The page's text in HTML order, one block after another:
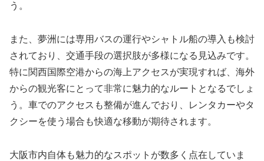
う。
また、夢洲には専用バスの運行やシャトル船の導入も検討
されており、交通手段の選択肢が多様になる見込みです。
特に関西国際空港からの海上アクセスが実現すれば、海外
からの観光客にとって非常に魅力的なルートとなるでしょ
う。車でのアクセスも整備が進んでおり、レンタカーやタ
クシーを使う場合も快適な移動が期待されます。
大阪市内自体も魅力的なスポットが数多く点在していま